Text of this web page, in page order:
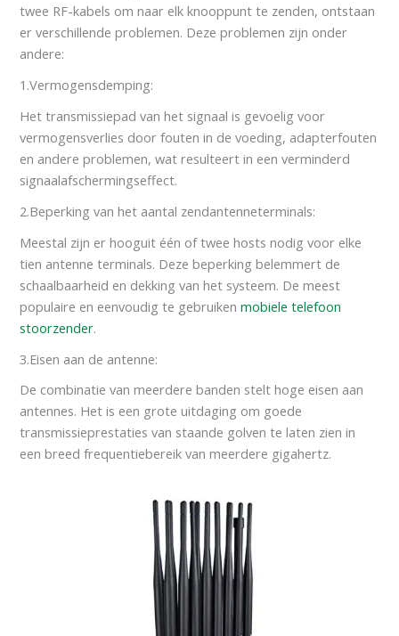
twee RF-kabels om naar elk knooppunt te zenden, ontstaan
er verschillende problemen. Deze problemen zijn onder
andere:
1.Vermogensdemping:
Het transmissiepad van het signaal is gevoelig voor
vermogensverlies door fouten in de voeding, adapterfouten
en andere problemen, wat resulteert in een verminderd
signaalafschermingseffect.
2.Beperking van het aantal zendantenneterminals:
Meestal zijn er hooguit één of twee hosts nodig voor elke
tien antenne terminals. Deze beperking belemmert de
schaalbaarheid en dekking van het systeem. De meest
populaire en eenvoudig te gebruikenmobiele telefoon
stoorzender.
3.Eisen aan de antenne:
De combinatie van meerdere banden stelt hoge eisen aan
antennes. Het is een grote uitdaging om goede
transmissieprestaties van staande golven te laten zien in
een breed frequentiebereik van meerdere gigahertz.